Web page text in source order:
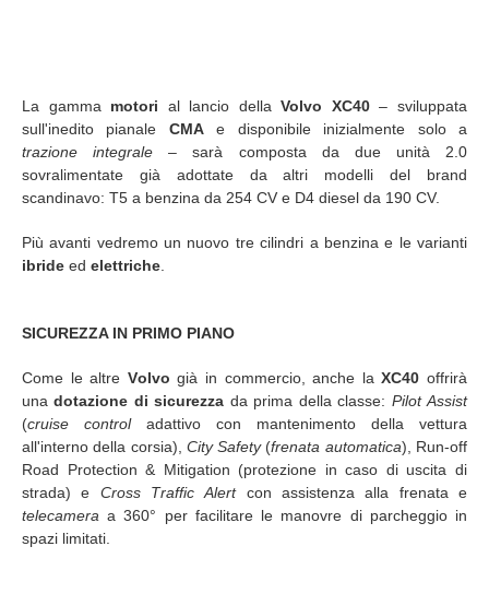
La gamma motori al lancio dellaVolvo XC40– sviluppata
sull'inedito pianale CMAe disponibile inizialmente solo a
trazione integrale – sarà composta da due unità 2.0
sovralimentate già adottate da altri modelli del brand
scandinavo: T5 a benzina da 254 CV e D4 diesel da 190 CV.
Più avanti vedremo un nuovo tre cilindri a benzina e le varianti
ibride ed elettriche
SICUREZZA IN PRIMO PIANO
Come le altre Volvo già in commercio, anche laXC40 offrirà
unadotazione di sicurezza da prima della classe: Pilot Assist
(cruise controladattivo con mantenimento della vettura
all'interno della corsia), City Safety(frenata automatica), Run-off
Road Protection & Mitigation (protezione in caso di uscita di
strada) e Cross Traffic Alertcon assistenza alla frenata e
telecameraa 360° per facilitare le manovre di parcheggio in
spazi limitati.